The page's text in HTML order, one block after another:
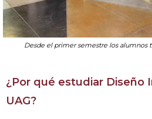
Desde el primer semestre los alumnos
¿Por qué estudiar Diseño
UAG?